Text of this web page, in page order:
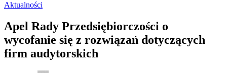
Aktualności
Apel Rady Przedsiębiorczości o
wycofanie się z rozwiązań dotyczących
firm audytorskich